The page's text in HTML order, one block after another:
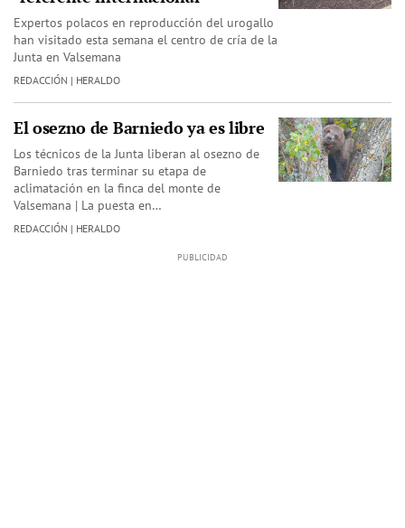
Expertos polacos en reproducción del urogallo
han visitado esta semana el centro de cría de la
Junta en Valsemana
REDACCIÓN | HERALDO
El osezno de Barniedo ya es libre
Los técnicos de la Junta liberan al osezno de
Barniedo tras terminar su etapa de
aclimatación en la finca del monte de
Valsemana | La puesta en…
REDACCIÓN | HERALDO